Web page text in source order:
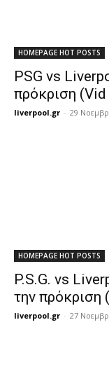
HOMEPAGE HOT POSTS
PSG vs
πρόκριση
liverpool.gr - 29
HOMEPAGE HOT POSTS
P.S.G. vs
την πρόκριση
liverpool.gr - 27